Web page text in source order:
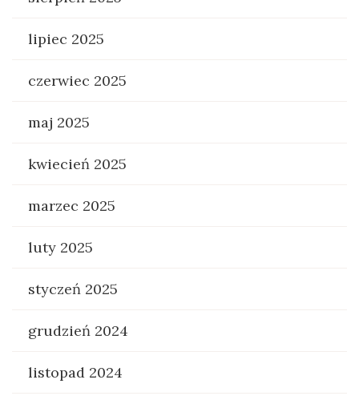
lipiec 2025
czerwiec 2025
maj 2025
kwiecień 2025
marzec 2025
luty 2025
styczeń 2025
grudzień 2024
listopad 2024